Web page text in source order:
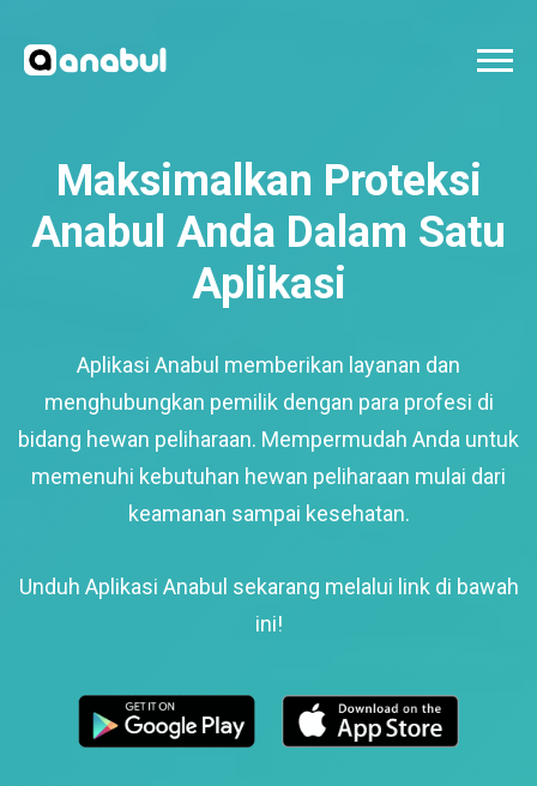
Maksimalkan Proteksi
Anabul Anda Dalam Satu
Aplikasi
Aplikasi Anabul memberikan layanan dan
menghubungkan pemilik dengan para profesi di
bidang hewan peliharaan. Mempermudah Anda untuk
memenuhi kebutuhan hewan peliharaan mulai dari
keamanan sampai kesehatan.
Unduh Aplikasi Anabul sekarang melalui link di bawah
ini!